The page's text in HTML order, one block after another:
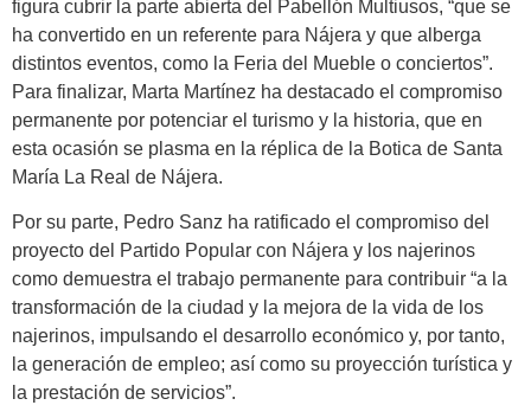
figura cubrir la parte abierta del Pabellón Multiusos, “que se
ha convertido en un referente para Nájera y que alberga
distintos eventos, como la Feria del Mueble o conciertos”.
Para finalizar, Marta Martínez ha destacado el compromiso
permanente por potenciar el turismo y la historia, que en
esta ocasión se plasma en la réplica de la Botica de Santa
María La Real de Nájera.
Por su parte, Pedro Sanz ha ratificado el compromiso del
proyecto del Partido Popular con Nájera y los najerinos
como demuestra el trabajo permanente para contribuir “a la
transformación de la ciudad y la mejora de la vida de los
najerinos, impulsando el desarrollo económico y, por tanto,
la generación de empleo; así como su proyección turística y
la prestación de servicios”.